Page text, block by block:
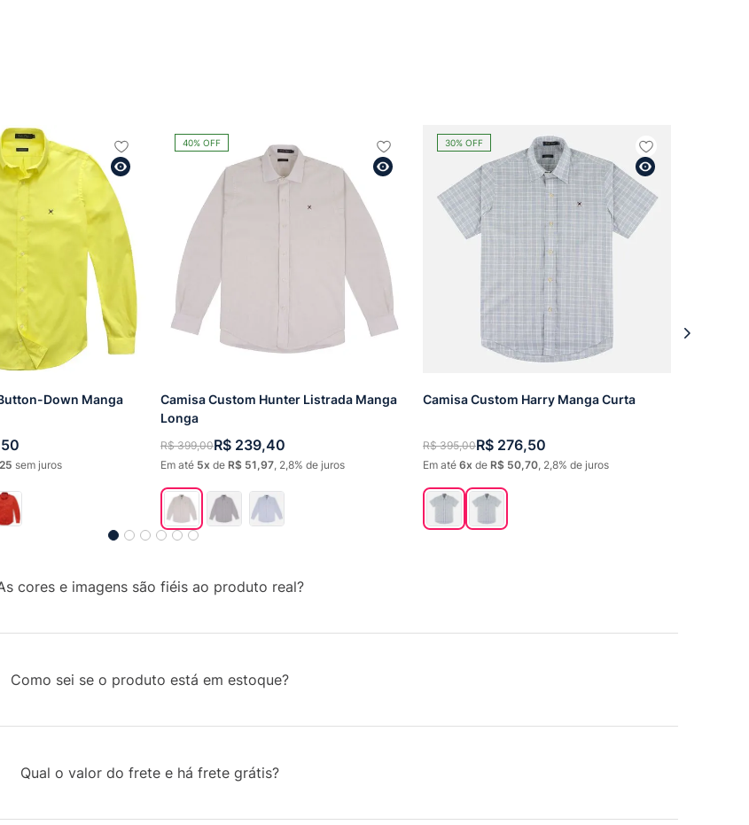
Down Manga
50
25 sem juros
40% OFF
Camisa Custom Hunter Listrada Manga
Longa
R$ 399,00R$ 239,40
Em até 5 de R$ 51,97, 2,8% de juros
30% OFF
Camisa Custom Harry Manga Curta
R$ 395,00R$ 276,50
Em até 6 de R$ 50,70, 2,8% de juros
cores e imagens são fiéis ao produto real?
Como sei se o produto está em estoque?
Qual o valor do frete e há frete grátis?